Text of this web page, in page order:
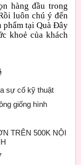
hàng đầu trong
luôn chú ý đến
phẩm tại Quà Đây
khoẻ của khách
sự cố kỹ thuật
giống hình
TRÊN 500K NỘI